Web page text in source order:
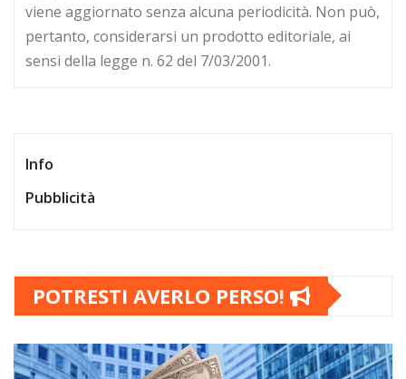
viene aggiornato senza alcuna periodicità. Non può,
pertanto, considerarsi un prodotto editoriale, ai
sensi della legge n. 62 del 7/03/2001.
Info
Pubblicità
POTRESTI AVERLO PERSO!